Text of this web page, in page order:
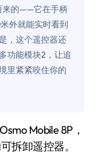
来的——它在手柄
外就能实时看到
，这个遥控器还
功能模块2，让追
里紧紧咬住你的
拆卸遥控器。